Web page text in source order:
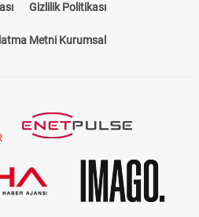
Gizlilik Politikası
Metni Kurumsal